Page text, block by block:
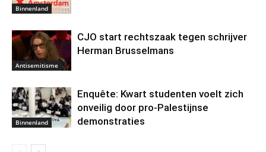
Binnenland
Antisemitisme
CJO start rechtszaak tegen schrijver
Herman Brusselmans
Binnenland
Enquête: Kwart studenten voelt zich
onveilig door pro-Palestijnse
demonstraties